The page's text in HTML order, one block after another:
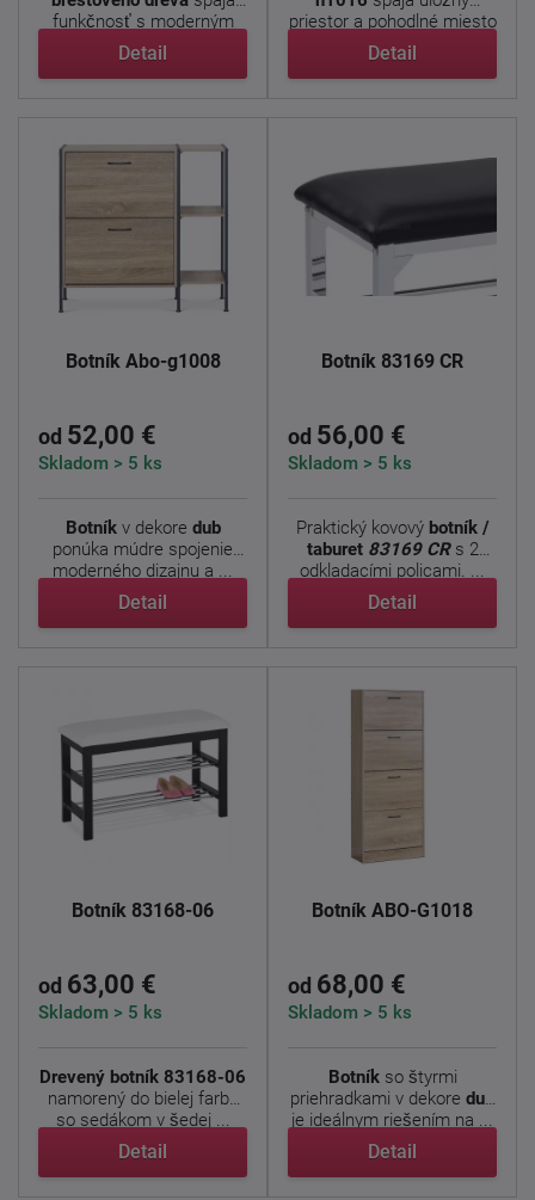
funkčnosť s moderným
designom. ...
Detail
priestor a pohodlné miesto
...
Detail
Botník Abo-g1008
od 52,00 €
Skladom > 5 ks
Botníkv dekore dub
ponúka múdre spojenie
moderného dizajnu a ...
Detail
Botník 83169 CR
od 56,00 €
Skladom > 5 ks
Praktický kovový botník /
taburet 83169 CRs 2
odkladacími policami. ...
Detail
Botník 83168-06
od 63,00 €
Skladom > 5 ks
Drevený botník 83168-06
namorený do bielej farby
so sedákom v šedej ...
Detail
Botník ABO-G1018
od 68,00 €
Skladom > 5 ks
Botníkso štyrmi
priehradkami v dekore dub
je ideálnym riešením na ...
Detail